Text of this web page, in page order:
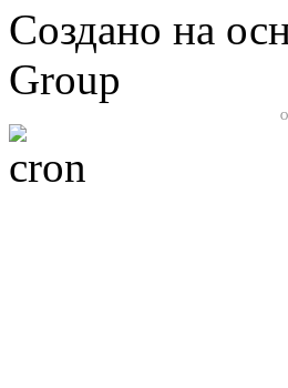
Создано на
Group